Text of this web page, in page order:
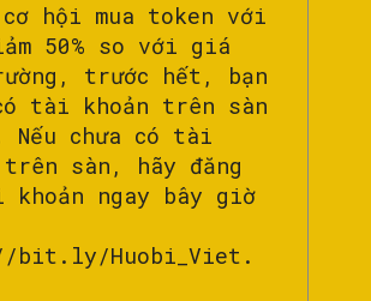
hội mua token với
50% so với giá
trước hết, bạn
tài khoản trên sàn
Nếu chưa có tài
trên sàn, hãy đăng
ngay bây giờ
bit.ly/Huobi_Viet.